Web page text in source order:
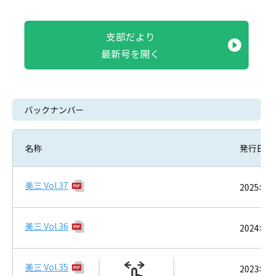
支部だより
最新号を開く
バックナンバー
名称 発行日
美三 Vol.37 2025年
美三 Vol.36 2024年
美三 Vol.35 2023年